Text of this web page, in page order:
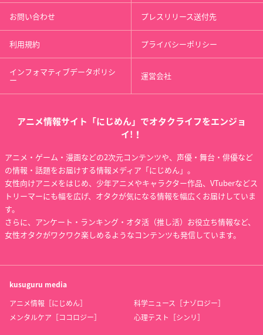
お問い合わせ プレスリリース送付先
利用規約 プライバシーポリシー
インフォマティブデータポリシ
ー 運営会社
アニメ情報サイト「にじめん」でオタクライフをエンジョ
イ!！
アニメ・ゲーム・漫画などの2次元コンテンツや、声優・舞台・俳優など
の情報・話題をお届けする情報メディア「にじめん」。
女性向けアニメをはじめ、少年アニメやキャラクター作品、VTuberなどス
トリーマーにも幅を広げ、オタクが気になる情報を幅広くお届けしていま
す。
さらに、アンケート・ランキング・オタ活（推し活）お役立ち情報など、
女性オタクがワクワク楽しめるようなコンテンツも発信しています。
kusuguru media
アニメ情報［にじめん］
科学ニュース［ナゾロジー］
メンタルケア［ココロジー］
心理テスト［シンリ］